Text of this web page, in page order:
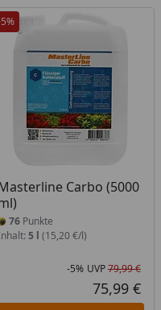
ProzentPreis
Preis
Carbo (5000
76Punkte
5 l (15,20 €/l)
-5% UVP79,99 €
75,99 €